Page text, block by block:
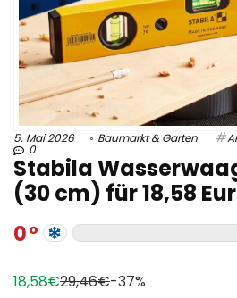
5. Mai 2026 Baumarkt & Garten
0
Stabila
(30 cm) für 18,58
0
18,58€29,46€-37%